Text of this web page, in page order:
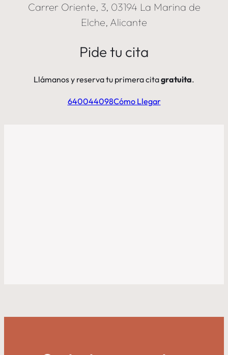
Carrer Oriente, 3, 03194 La Marina de
Elche, Alicante
Pide tu cita
Llámanos y reserva tu primera citagratuita.
640044098Cómo Llegar